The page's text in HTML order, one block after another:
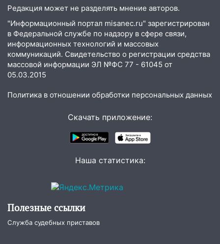
22:58
Соцсети: на проспекте Тюленева
ДТП с мотоциклистом
20:22 Мошенники обманули 92-летнюю
жительницу Ульяновской области
19:14
Житель Ульяновской области
подвез троих незнакомцев на трассе и
Ульяновской области
Мотофристайл, рок и силовой
экстрим: в Ульяновске пройдет
большой фестиваль «Наше время»
августа после рабочего дня: список АЗС
17:05 «Обыск» по видеосвязи: в
Ульяновске задержали 19-летнюю
сообщницу мошенников
Редакция может не разделять мнение авторов.
"Информационный портал misanec.ru" зарегистрирован
в Федеральной службе по надзору в сфере связи,
информационных технологий и массовых
коммуникаций. Свидетельство о регистрации средства
массовой информации ЭЛ №ФС 77 - 61045 от
05.03.2015
Политика в отношении обработки персональных данных
Скачать приложение:
Наша статистика:
Полезные ссылки
Служба судебных приставов